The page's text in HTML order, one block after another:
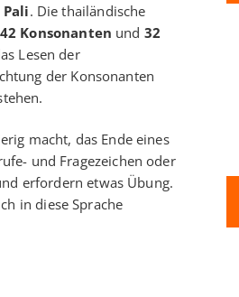
. Die thailändische
42 Konsonanten und 32
Lesen der
der Konsonanten
macht, das Ende eines
und Fragezeichen oder
erfordern etwas Übung.
in diese Sprache